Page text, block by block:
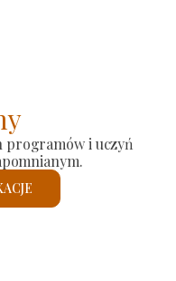
programów i uczyń